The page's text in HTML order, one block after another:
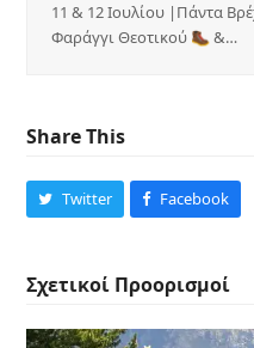
11 & 12 Ιουλίου |Πάντα
Φαράγγι Θεοτικού 🥾 &…
Share This
Twitter Facebook
Σχετικοί Προορισμοί